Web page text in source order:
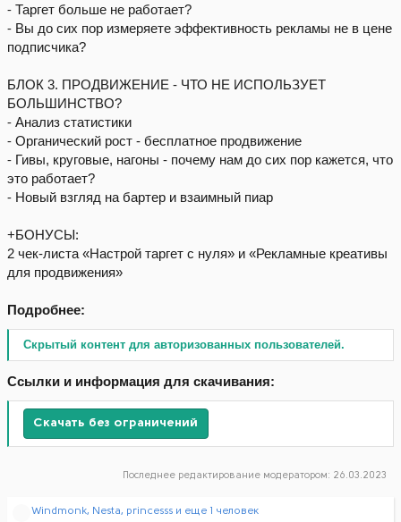
⁃ Таргет больше не работает?
⁃ Вы до сих пор измеряете эффективность рекламы не в цене
подписчика?
БЛОК 3. ПРОДВИЖЕНИЕ - ЧТО НЕ ИСПОЛЬЗУЕТ
БОЛЬШИНСТВО?
⁃ Анализ статистики
⁃ Органический рост - бесплатное продвижение
⁃ Гивы, круговые, нагоны - почему нам до сих пор кажется, что
это работает?
⁃ Новый взгляд на бартер и взаимный пиар
+БОНУСЫ:
2 чек-листа «Настрой таргет с нуля» и «Рекламные креативы
для продвижения»
Подробнее:
Скрытый контент для авторизованных пользователей.
Ссылки и информация для скачивания:
Скачать без ограничений
Последнее редактирование модератором: 26.03.2023
Р
Windmonk, Nesta, princesss и еще 1 человек